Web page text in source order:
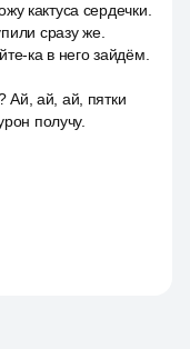
кактуса сердечки.
сразу же.
ка в него зайдём.
Ай, ай, ай, пятки
получу.